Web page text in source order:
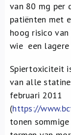
van 80 mg per
patiënten met
hoog risico
wie een
Spiertoxiciteit
van alle
februari 2011
(https://
tonen